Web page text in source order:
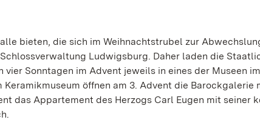
bieten, die sich im Weihnachtstrubel zur
Ludwigsburg. Daher laden die
Sonntagen im Advent jeweils in eines der Museen
öffnen am 3. Advent die Barockgalerie
das Appartement des Herzogs Carl Eugen mit seiner